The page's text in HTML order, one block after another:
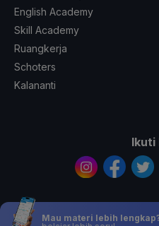
English Academy
Skill Academy
Ruangkerja
Schoters
Kalananti
Ikuti
Mau materi lebih